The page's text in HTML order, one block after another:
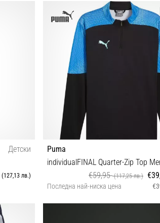
Детски
(127,13 лв.)
Puma
individualFINAL Quarter-Zip Top
€59,95(117,25 лв.)
Последна най-ниска цена